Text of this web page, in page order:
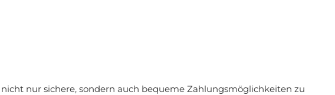
nicht nur sichere, sondern auch bequeme Zahlungsmöglichkeiten zu